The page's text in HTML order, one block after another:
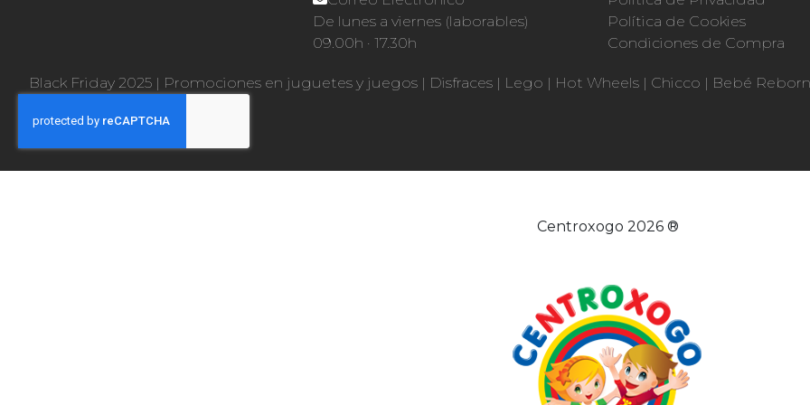
De lunes a viernes (laborables)
09.00h · 17.30h
Política de Cookies
Condiciones de Compra
Black Friday 2025 | Promociones en juguetes y juegos | Disfraces | Lego | Hot Wheels | Chicco | Bebé Reborn
Centroxogo 2026 ®